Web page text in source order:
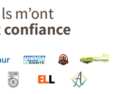
m’ont
confiance